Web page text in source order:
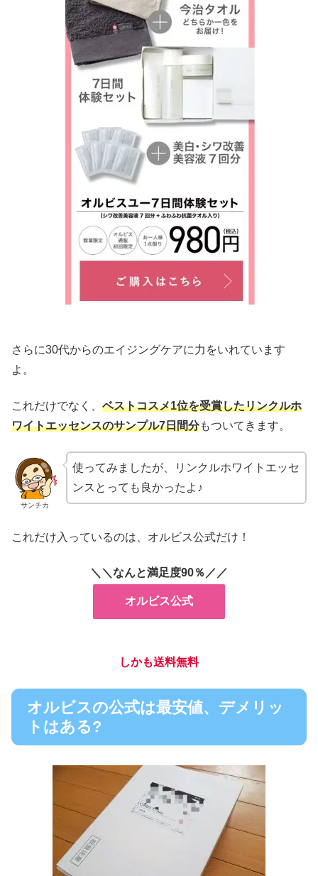
さらに30代からのエイジングケアに力をいれています
よ。
これだけでなく、 ベストコスメ1位を受賞したリンクルホ
ワイトエッセンスのサンプル7日間分もついてきます。
サンチカ
使ってみましたが、リンクルホワイトエッセ
ンスとっても良かったよ♪
これだけ入っているのは、オルビス公式だけ！
＼＼なんと満足度90％／／
オルビス公式
しかも送料無料
オルビスの公式は最安値、デメリッ
トはある?